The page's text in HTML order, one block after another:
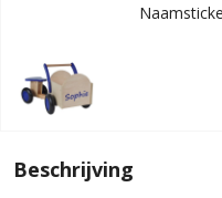
Beschrijving